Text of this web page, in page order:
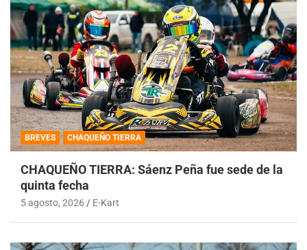
BREVES CHAQUEÑO TIERRA
CHAQUEÑO TIERRA: Sáenz Peña fue sede de la
quinta fecha
5 agosto, 2026 E-Kart